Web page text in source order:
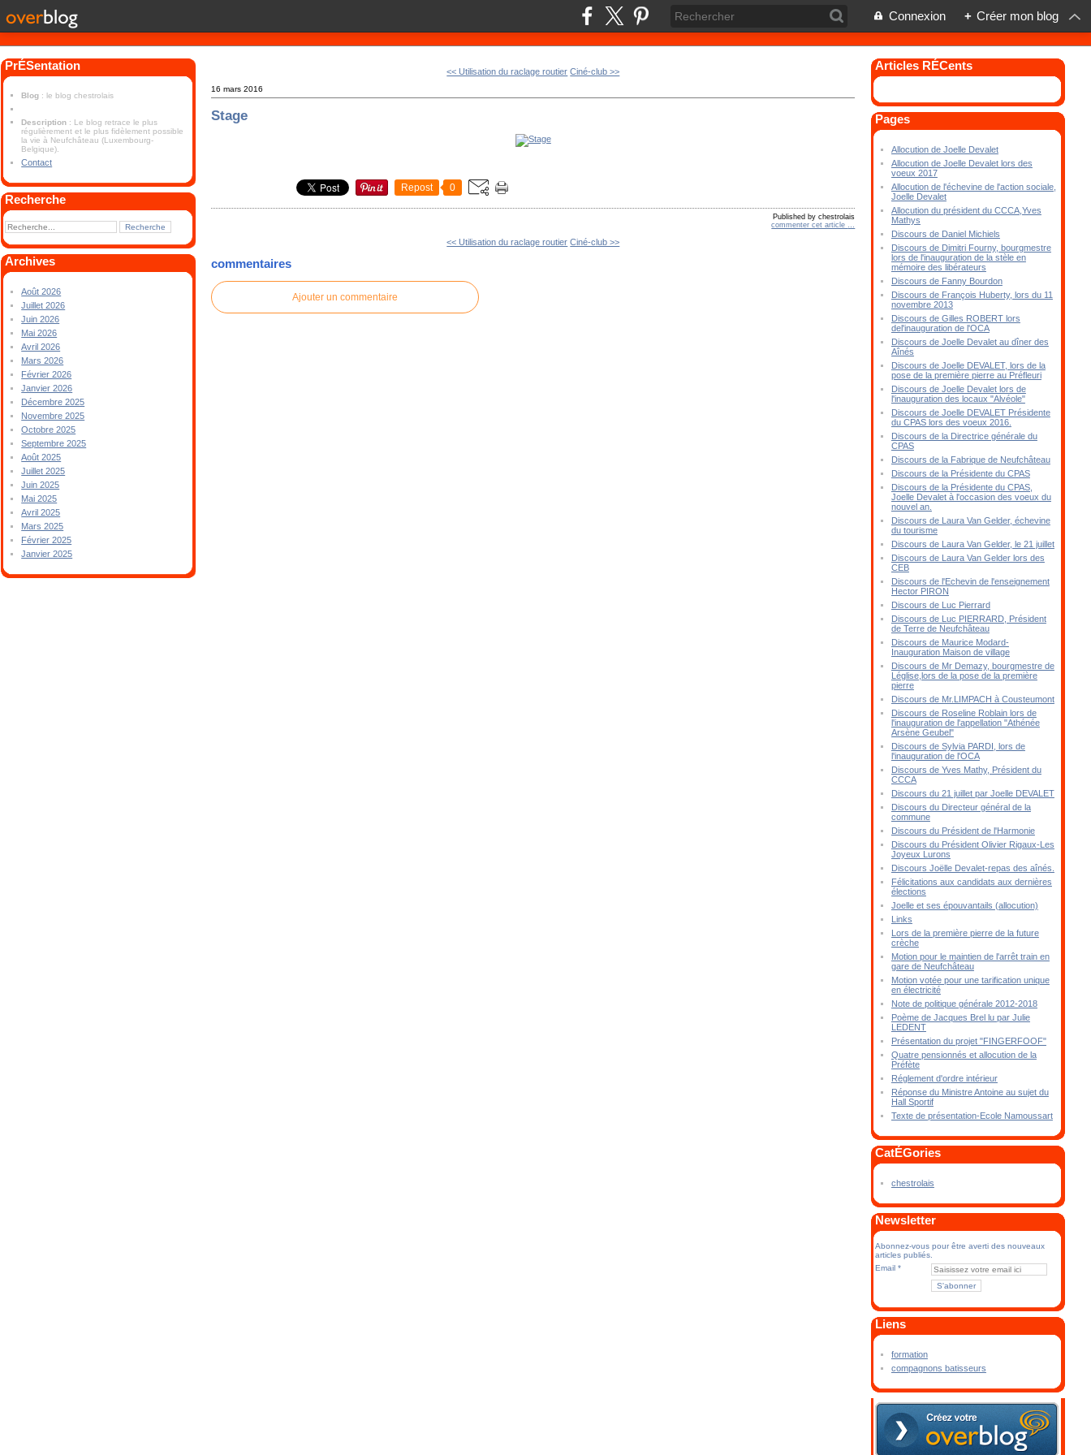
Connexion + Créer mon blog
PrÉSentation
Blog : le blog chestrolais
Description : Le blog retrace le plus
régulièrement et le plus fidèlement possible
la vie à Neufchâteau (Luxembourg-
Belgique).
Contact
Recherche
Archives
Août 2026
Juillet 2026
Juin 2026
Mai 2026
Avril 2026
Mars 2026
Février 2026
Janvier 2026
Décembre 2025
Novembre 2025
Octobre 2025
Septembre 2025
Août 2025
Juillet 2025
Juin 2025
Mai 2025
Avril 2025
Mars 2025
Février 2025
Janvier 2025
<< Utilisation du raclage routier Ciné-club >>
16 mars 2016
Stage
Repost 0
Published by chestrolais
commenter cet article
<< Utilisation du raclage routier Ciné-club >>
commentaires
Ajouter un commentaire
Articles RÉCents
Pages
Allocution de Joelle Devalet
Allocution de Joelle Devalet lors des
voeux 2017
Allocution de l'échevine de l'action sociale,
Joelle Devalet
Allocution du président du CCCA,Yves
Mathys
Discours de Daniel Michiels
Discours de Dimitri Fourny, bourgmestre
lors de l'inauguration de la stèle en
mémoire des libérateurs
Discours de Fanny Bourdon
Discours de François Huberty, lors du 11
novembre 2013
Discours de Gilles ROBERT lors
del'inauguration de l'OCA
Discours de Joelle Devalet au dîner des
Aînés
Discours de Joelle DEVALET, lors de la
pose de la première pierre au Préfleuri
Discours de Joelle Devalet lors de
l'inauguration des locaux "Alvéole"
Discours de Joelle DEVALET Présidente
du CPAS lors des voeux 2016.
Discours de la Directrice générale du
CPAS
Discours de la Fabrique de Neufchâteau
Discours de la Présidente du CPAS
Discours de la Présidente du CPAS,
Joelle Devalet à l'occasion des voeux du
nouvel an.
Discours de Laura Van Gelder, échevine
du tourisme
Discours de Laura Van Gelder, le 21 juillet
Discours de Laura Van Gelder lors des
CEB
Discours de l'Echevin de l'enseignement
Hector PIRON
Discours de Luc Pierrard
Discours de Luc PIERRARD, Président
de Terre de Neufchâteau
Discours de Maurice Modard-
Inauguration Maison de village
Discours de Mr Demazy, bourgmestre de
Léglise,lors de la pose de la première
pierre
Discours de Mr.LIMPACH à Cousteumont
Discours de Roseline Roblain lors de
l'inauguration de l'appellation "Athénée
Arsène Geubel"
Discours de Sylvia PARDI, lors de
l'inauguration de l'OCA
Discours de Yves Mathy, Président du
CCCA
Discours du 21 juillet par Joelle DEVALET
Discours du Directeur général de la
commune
Discours du Président de l'Harmonie
Discours du Président Olivier Rigaux-Les
Joyeux Lurons
Discours Joëlle Devalet-repas des aînés.
Félicitations aux candidats aux dernières
élections
Joelle et ses épouvantails (allocution)
Links
Lors de la première pierre de la future
crèche
Motion pour le maintien de l'arrêt train en
gare de Neufchâteau
Motion votée pour une tarification unique
en électricité
Note de politique générale 2012-2018
Poème de Jacques Brel lu par Julie
LEDENT
Présentation du projet "FINGERFOOF"
Quatre pensionnés et allocution de la
Préfète
Réglement d'ordre intérieur
Réponse du Ministre Antoine au sujet du
Hall Sportif
Texte de présentation-Ecole Namoussart
CatÉGories
chestrolais
Newsletter
Abonnez-vous pour être averti des nouveaux
articles publiés.
Email
Liens
formation
compagnons batisseurs